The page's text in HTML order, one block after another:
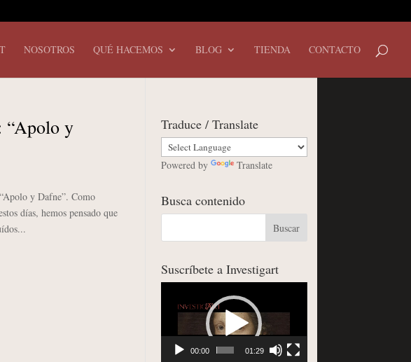
NOSOTROS QUÉ HACEMOS BLOG TIENDA CONTACTO
“Apolo y
y Dafne”. Como
días, hemos pensado que
Traduce / Translate
Powered by Translate
Busca contenido
Suscríbete a Investigart
00:00 01:29